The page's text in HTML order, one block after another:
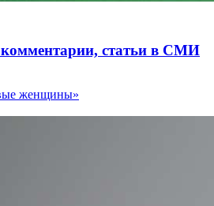
статьи в СМИ
женщины»